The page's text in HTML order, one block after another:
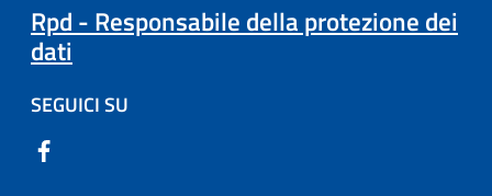
Rpd - Responsabile della protezione dei
dati
SEGUICI SU